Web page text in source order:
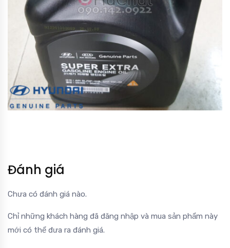
Đánh giá
Chưa có đánh giá nào.
Chỉ những khách hàng đã đăng nhập và mua sản phẩm này
mới có thể đưa ra đánh giá.